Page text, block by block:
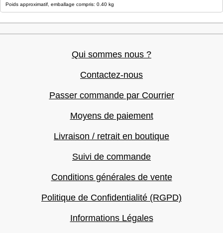
Poids approximatif, emballage compris: 0.40 kg
Qui sommes nous ?
Contactez-nous
Passer commande par Courrier
Moyens de paiement
Livraison / retrait en boutique
Suivi de commande
Conditions générales de vente
Politique de Confidentialité (RGPD)
Informations Légales